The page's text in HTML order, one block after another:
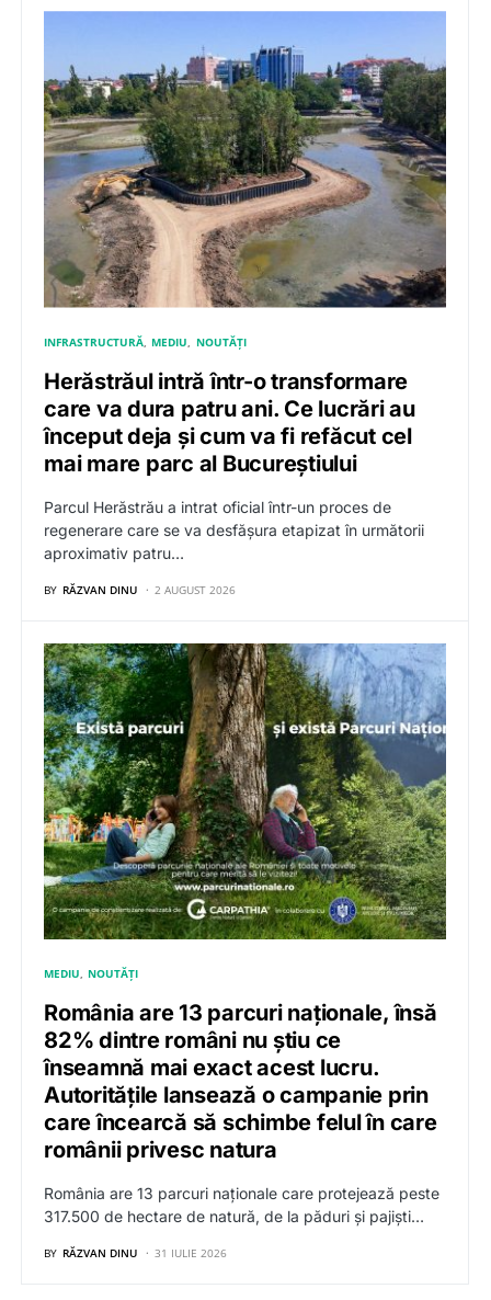
INFRASTRUCTURĂ MEDIU NOUTĂȚI
Herăstrăul intră într-o transformare
care va dura patru ani. Ce lucrări au
început deja și cum va fi refăcut cel
mai mare parc al Bucureștiului
Parcul Herăstrău a intrat oficial într-un proces de
regenerare care se va desfășura etapizat în următorii
aproximativ patru…
BY RĂZVAN DINU 2 AUGUST 2026
MEDIU NOUTĂȚI
România are 13 parcuri naționale, însă
82% dintre români nu știu ce
înseamnă mai exact acest lucru.
Autoritățile lansează o campanie prin
care încearcă să schimbe felul în care
românii privesc natura
România are 13 parcuri naționale care protejează peste
317.500 de hectare de natură, de la păduri și pajiști…
BY RĂZVAN DINU 31 IULIE 2026